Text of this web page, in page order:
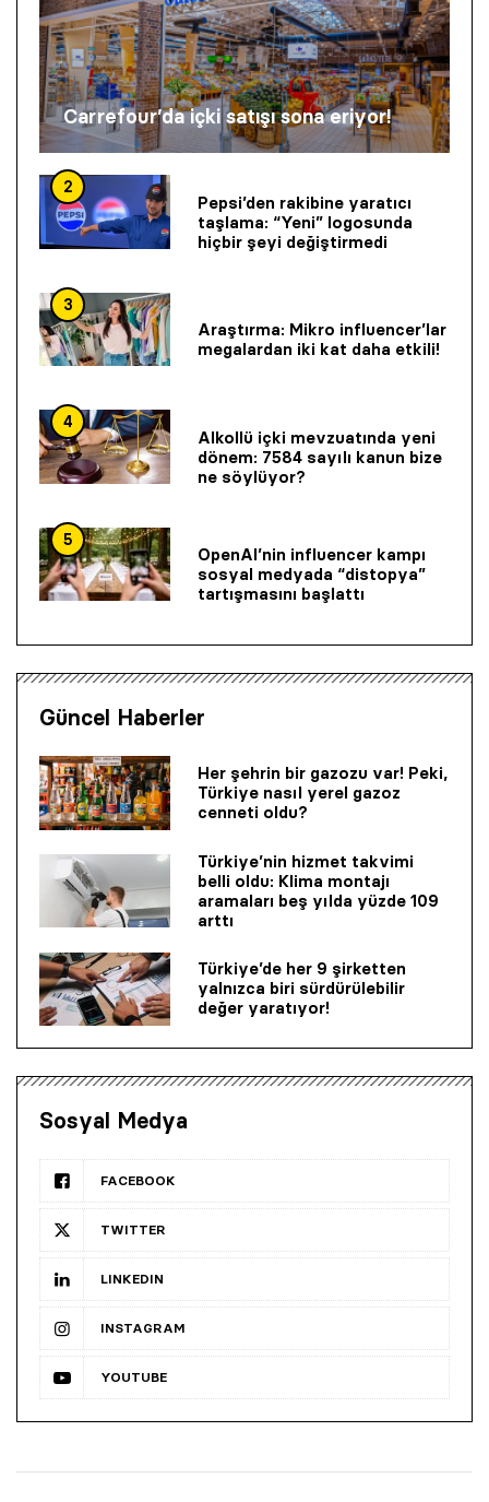
Carrefour’da içki satışı sona eriyor!
2
Pepsi’den rakibine yaratıcı
taşlama: “Yeni” logosunda
hiçbir şeyi değiştirmedi
3
Araştırma: Mikro influencer’lar
megalardan iki kat daha etkili!
4
Alkollü içki mevzuatında yeni
dönem: 7584 sayılı kanun bize
ne söylüyor?
5
OpenAI’nin influencer kampı
sosyal medyada “distopya”
tartışmasını başlattı
Güncel Haberler
Her şehrin bir gazozu var! Peki,
Türkiye nasıl yerel gazoz
cenneti oldu?
Türkiye’nin hizmet takvimi
belli oldu: Klima montajı
aramaları beş yılda yüzde 109
arttı
Türkiye’de her 9 şirketten
yalnızca biri sürdürülebilir
değer yaratıyor!
Sosyal Medya
FACEBOOK
TWITTER
LINKEDIN
INSTAGRAM
YOUTUBE